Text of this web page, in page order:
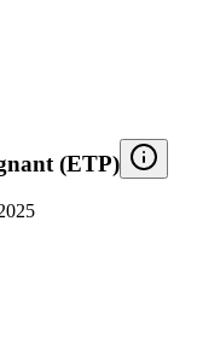
(ETP)